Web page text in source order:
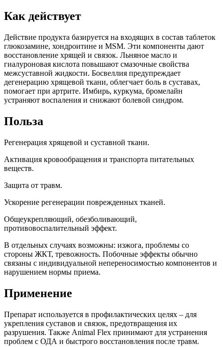
Как действует
Действие продукта базируется на входящих в состав таблеток
глюкозамине, хондроитине и MSM. Эти компоненты дают
восстановление хрящей и связок. Льняное масло и
гиалуроновая кислота повышают смазочные свойства
межсуставной жидкости. Босвеллия предупреждает
дегенерацию хрящевой ткани, облегчает боль в суставах,
помогает при артрите. Имбирь, куркума, бромелайн
устраняют воспаления и снижают болевой синдром.
Польза
Регенерация хрящевой и суставной ткани.
Активация кровообращения и транспорта питательных
веществ.
Защита от травм.
Ускорение регенерации поврежденных тканей.
Общеукрепляющий, обезболивающий,
противовоспалительный эффект.
В отдельных случаях возможны: изжога, проблемы со
стороны ЖКТ, тревожность. Побочные эффекты обычно
связаны с индивидуальной непереносимостью компонентов и
нарушением нормы приема.
Применение
Препарат используется в профилактических целях – для
укрепления суставов и связок, предотвращения их
разрушения. Также Animal Flex принимают для устранения
проблем с ОДА и быстрого восстановления после травм.